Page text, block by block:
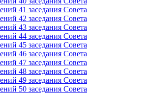
41 заседания Совета
42 заседания Совета
43 заседания Совета
44 заседания Совета
45 заседания Совета
46 заседания Совета
47 заседания Совета
48 заседания Совета
49 заседания Совета
50 заседания Совета